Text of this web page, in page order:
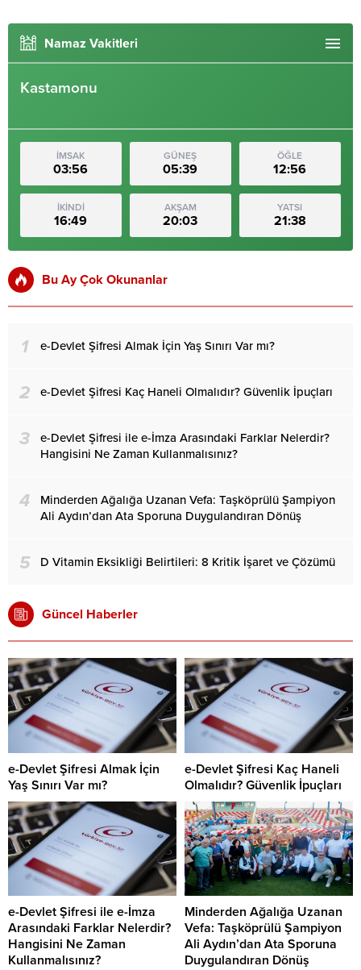
Namaz Vakitleri
Kastamonu
İMSAK
03:56
GÜNEŞ
05:39
ÖĞLE
12:56
İKİNDİ
16:49
AKŞAM
20:03
YATSI
21:38
Bu Ay Çok Okunanlar
1 e-Devlet Şifresi Almak İçin Yaş Sınırı Var mı?
2 e-Devlet Şifresi Kaç Haneli Olmalıdır? Güvenlik İpuçları
3
e-Devlet Şifresi ile e-İmza Arasındaki Farklar Nelerdir?
Hangisini Ne Zaman Kullanmalısınız?
4
Minderden Ağalığa Uzanan Vefa: Taşköprülü Şampiyon
Ali Aydın’dan Ata Sporuna Duygulandıran Dönüş
5 D Vitamin Eksikliği Belirtileri: 8 Kritik İşaret ve Çözümü
Güncel Haberler
e-Devlet Şifresi Almak İçin
Yaş Sınırı Var mı?
e-Devlet Şifresi Kaç Haneli
Olmalıdır? Güvenlik İpuçları
e-Devlet Şifresi ile e-İmza
Arasındaki Farklar Nelerdir?
Hangisini Ne Zaman
Kullanmalısınız?
Minderden Ağalığa Uzanan
Vefa: Taşköprülü Şampiyon
Ali Aydın’dan Ata Sporuna
Duygulandıran Dönüş